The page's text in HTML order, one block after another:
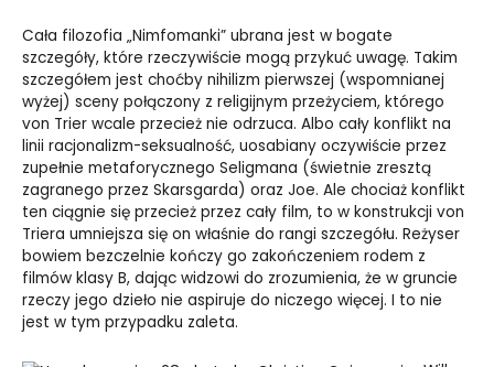
Cała filozofia „Nimfomanki” ubrana jest w bogate
szczegóły, które rzeczywiście mogą przykuć uwagę. Takim
szczegółem jest choćby nihilizm pierwszej (wspomnianej
wyżej) sceny połączony z religijnym przeżyciem, którego
von Trier wcale przecież nie odrzuca. Albo cały konflikt na
linii racjonalizm-seksualność, uosabiany oczywiście przez
zupełnie metaforycznego Seligmana (świetnie zresztą
zagranego przez Skarsgarda) oraz Joe. Ale chociaż konflikt
ten ciągnie się przecież przez cały film, to w konstrukcji von
Triera umniejsza się on właśnie do rangi szczegółu. Reżyser
bowiem bezczelnie kończy go zakończeniem rodem z
filmów klasy B, dając widzowi do zrozumienia, że w gruncie
rzeczy jego dzieło nie aspiruje do niczego więcej. I to nie
jest w tym przypadku zaleta.